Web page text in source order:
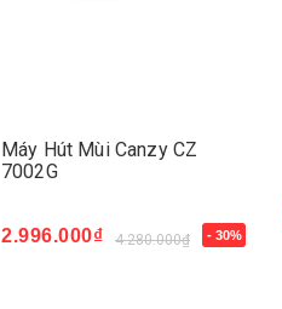
Máy Hút Mùi Canzy CZ
7002G
2.996.000₫ 4.280.000₫ - 30%
Mua ngay